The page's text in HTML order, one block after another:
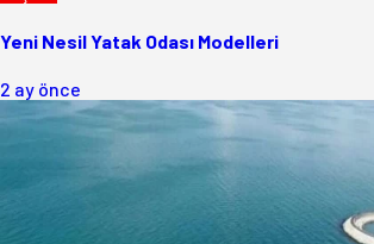
Yeni Nesil Yatak Odası Modelleri
2 ay önce